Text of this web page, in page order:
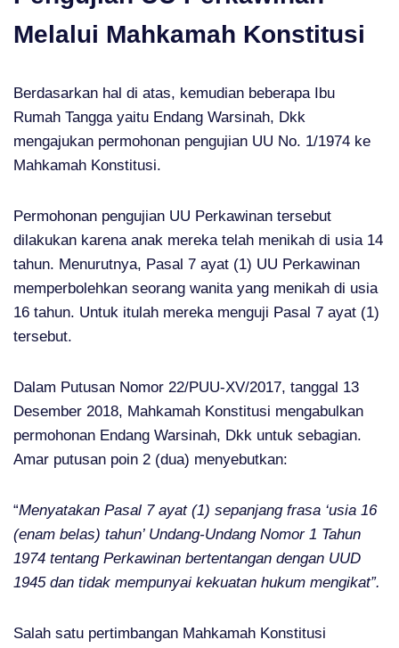
Melalui Mahkamah Konstitusi
Berdasarkan hal di atas, kemudian beberapa Ibu
Rumah Tangga yaitu Endang Warsinah, Dkk
mengajukan permohonan pengujian UU No. 1/1974 ke
Mahkamah Konstitusi.
Permohonan pengujian UU Perkawinan tersebut
dilakukan karena anak mereka telah menikah di usia 14
tahun. Menurutnya, Pasal 7 ayat (1) UU Perkawinan
memperbolehkan seorang wanita yang menikah di usia
16 tahun. Untuk itulah mereka menguji Pasal 7 ayat (1)
tersebut.
Dalam Putusan Nomor 22/PUU-XV/2017, tanggal 13
Desember 2018, Mahkamah Konstitusi mengabulkan
permohonan Endang Warsinah, Dkk untuk sebagian.
Amar putusan poin 2 (dua) menyebutkan:
“Menyatakan Pasal 7 ayat (1) sepanjang frasa ‘usia 16
(enam belas) tahun’ Undang-Undang Nomor 1 Tahun
1974 tentang Perkawinan bertentangan dengan UUD
1945 dan tidak mempunyai kekuatan hukum mengikat”.
Salah satu pertimbangan Mahkamah Konstitusi